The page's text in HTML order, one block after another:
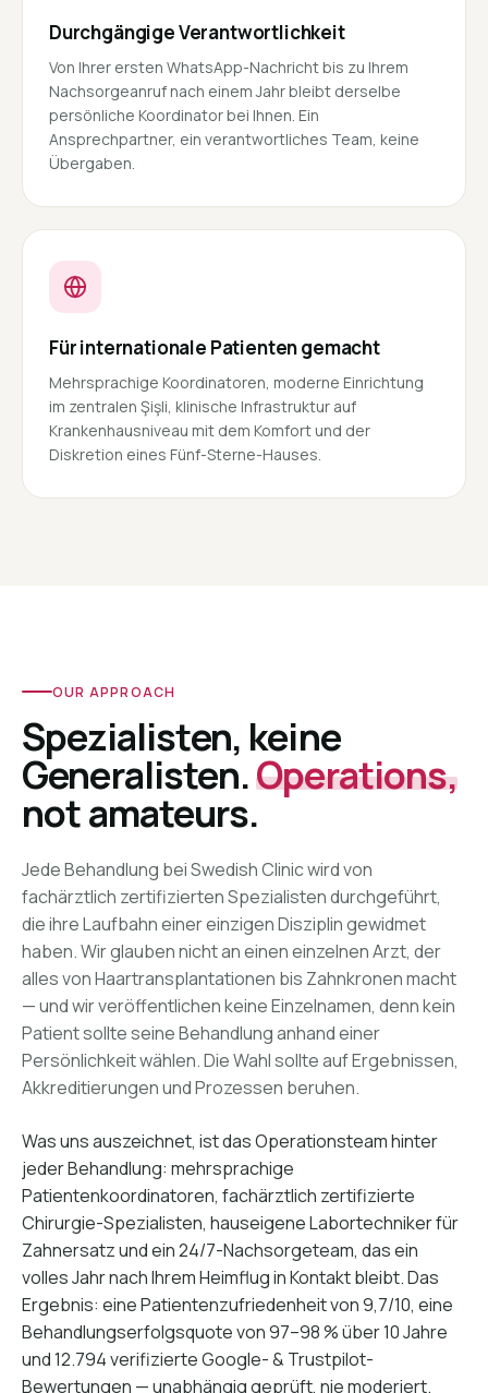
Durchgängige Verantwortlichkeit
Von Ihrer ersten WhatsApp-Nachricht bis zu Ihrem
Nachsorgeanruf nach einem Jahr bleibt derselbe
persönliche Koordinator bei Ihnen. Ein
Ansprechpartner, ein verantwortliches Team, keine
Übergaben.
Für internationale Patienten gemacht
Mehrsprachige Koordinatoren, moderne Einrichtung
im zentralen Şişli, klinische Infrastruktur auf
Krankenhausniveau mit dem Komfort und der
Diskretion eines Fünf-Sterne-Hauses.
OUR APPROACH
Spezialisten, keine
Generalisten.Operations,
not amateurs.
Jede Behandlung bei Swedish Clinic wird von
fachärztlich zertifizierten Spezialisten durchgeführt,
die ihre Laufbahn einer einzigen Disziplin gewidmet
haben. Wir glauben nicht an einen einzelnen Arzt, der
alles von Haartransplantationen bis Zahnkronen macht
— und wir veröffentlichen keine Einzelnamen, denn kein
Patient sollte seine Behandlung anhand einer
Persönlichkeit wählen. Die Wahl sollte auf Ergebnissen,
Akkreditierungen und Prozessen beruhen.
Was uns auszeichnet, ist das Operationsteam hinter
jeder Behandlung: mehrsprachige
Patientenkoordinatoren, fachärztlich zertifizierte
Chirurgie-Spezialisten, hauseigene Labortechniker für
Zahnersatz und ein 24/7-Nachsorgeteam, das ein
volles Jahr nach Ihrem Heimflug in Kontakt bleibt. Das
Ergebnis: eine Patientenzufriedenheit von 9,7/10, eine
Behandlungserfolgsquote von 97–98 % über 10 Jahre
und 12.794 verifizierte Google- & Trustpilot-
Bewertungen — unabhängig geprüft, nie moderiert.